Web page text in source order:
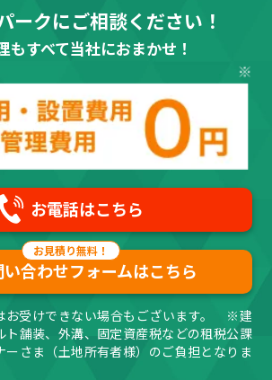
ークにご相談ください！
もすべて当社におまかせ！
お電話はこちら
い合わせフォームはこちら
お受けできない場合もございます。 ※建
ト舗装、外溝、固定資産税などの租税公課
ーさま（土地所有者様）のご負担となりま